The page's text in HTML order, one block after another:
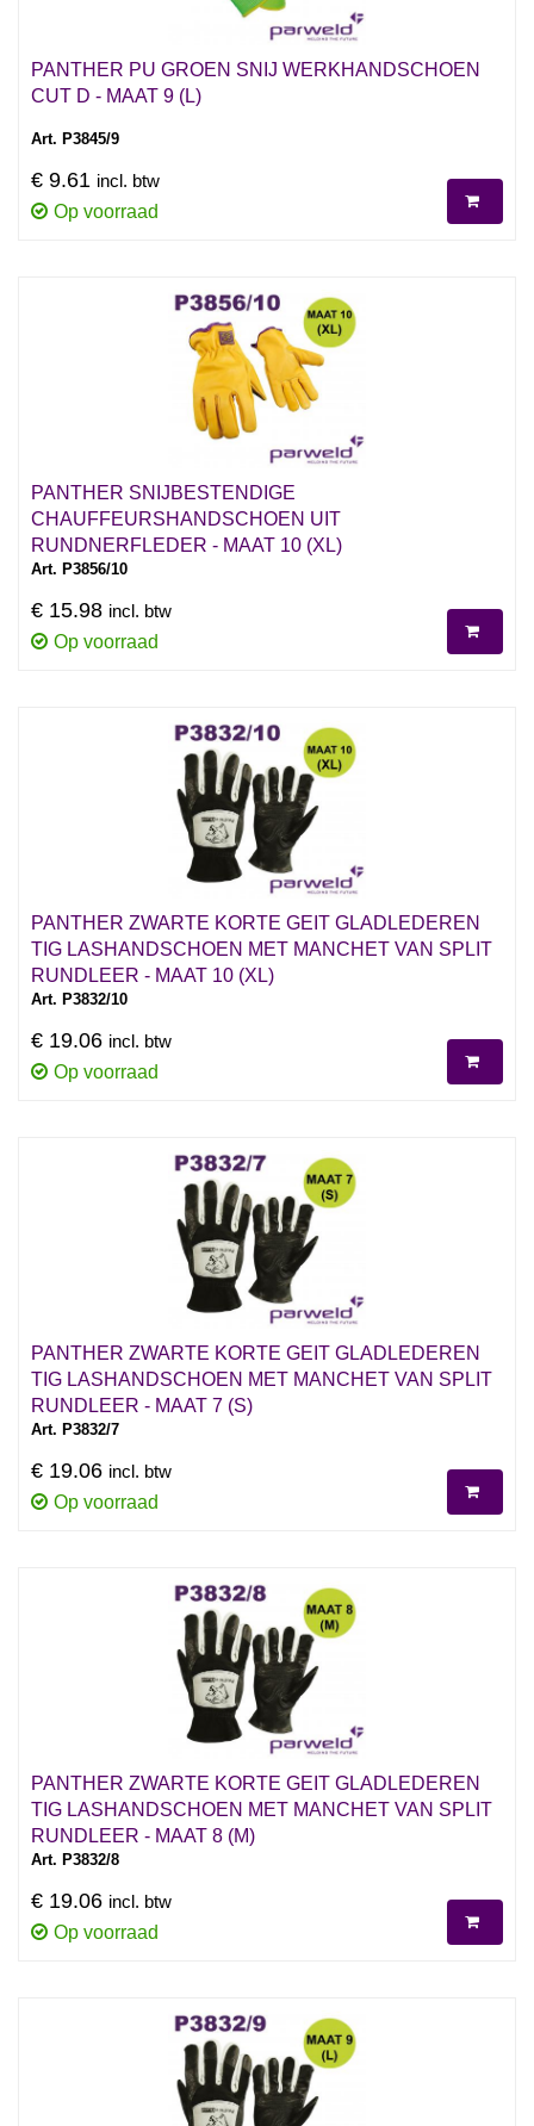
PANTHER PU GROEN SNIJ WERKHANDSCHOEN
CUT D - MAAT 9 (L)
Art. P3845/9
€ 9.61 incl. btw
Op voorraad
PANTHER SNIJBESTENDIGE
CHAUFFEURSHANDSCHOEN UIT
RUNDNERFLEDER - MAAT 10 (XL)
Art. P3856/10
€ 15.98 incl. btw
Op voorraad
PANTHER ZWARTE KORTE GEIT GLADLEDEREN
TIG LASHANDSCHOEN MET MANCHET VAN SPLIT
RUNDLEER - MAAT 10 (XL)
Art. P3832/10
€ 19.06 incl. btw
Op voorraad
PANTHER ZWARTE KORTE GEIT GLADLEDEREN
TIG LASHANDSCHOEN MET MANCHET VAN SPLIT
RUNDLEER - MAAT 7 (S)
Art. P3832/7
€ 19.06 incl. btw
Op voorraad
PANTHER ZWARTE KORTE GEIT GLADLEDEREN
TIG LASHANDSCHOEN MET MANCHET VAN SPLIT
RUNDLEER - MAAT 8 (M)
Art. P3832/8
€ 19.06 incl. btw
Op voorraad